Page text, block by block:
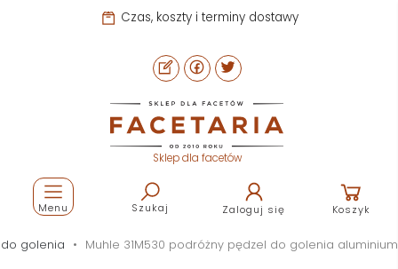
Czas, koszty i terminy dostawy
Sklep dla facetów
Szukaj Zaloguj się Koszyk
Menu
do golenia Muhle 31M530 podróżny pędzel do golenia aluminium